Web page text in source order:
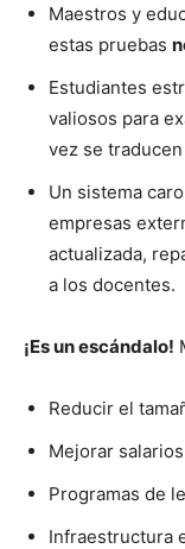
Maestros y
estas pruebas
Estudiantes
valiosos para
vez se
Un sistema
empresas
actualizada,
a los docentes.
¡Es un escándalo!
Reducir el
Mejorar
Programas de
Infraestructura